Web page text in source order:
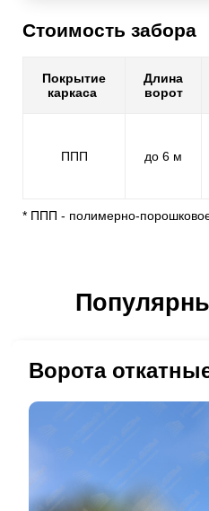
Стоимость забора
Покрытие
каркаса
Длина
ворот
ППП до 6 м
* ППП - полимерно-
Ворота